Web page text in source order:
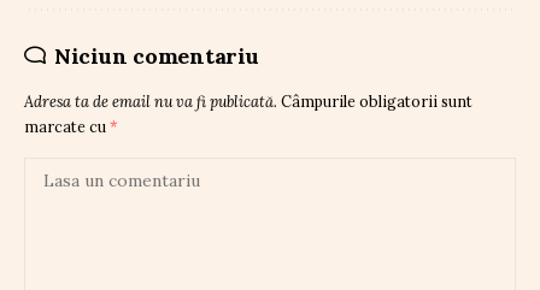
Niciun comentariu
Adresa ta de email nu va fi publicată. Câmpurile obligatorii sunt
marcate cu *